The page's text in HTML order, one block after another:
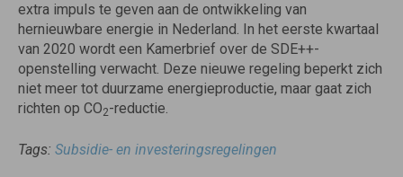
extra impuls te geven aan de ontwikkeling van
hernieuwbare energie in Nederland. In het eerste kwartaal
van 2020 wordt een Kamerbrief over de SDE++-
openstelling verwacht. Deze nieuwe regeling beperkt zich
niet meer tot duurzame energieproductie, maar gaat zich
richten op CO2-reductie.
Tags: Subsidie- en investeringsregelingen